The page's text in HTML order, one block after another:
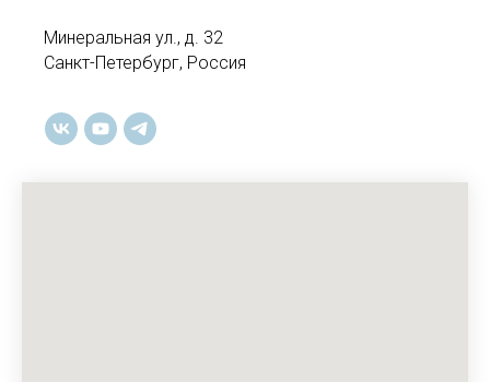
Минеральная ул., д. 32
Санкт-Петербург, Россия